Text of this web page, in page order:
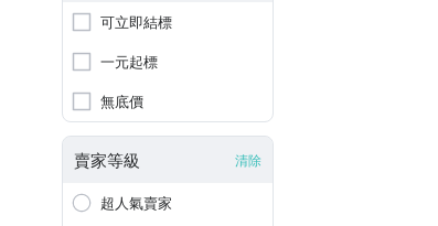
可立即結標
一元起標
無底價
賣家等級 清除
超人氣賣家